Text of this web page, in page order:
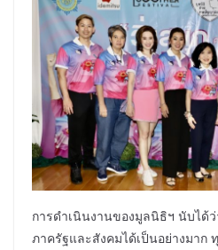
การดำเนินงานของมูลนิธิฯ นับได้
ภาครัฐและสังคมได้เป็นอย่างมาก